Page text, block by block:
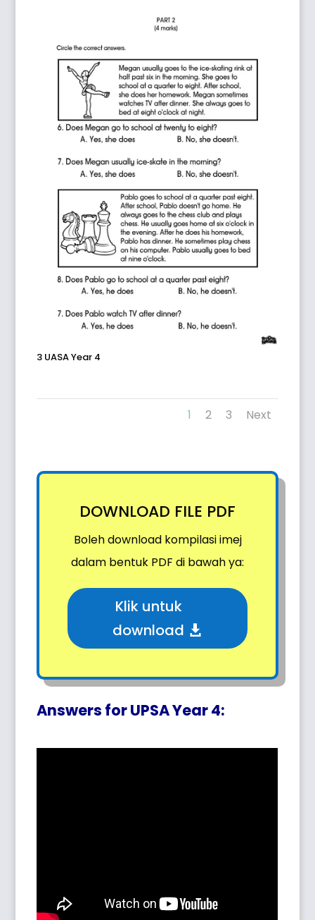
3 UASA Year 4
1 2 3 Next
DOWNLOAD FILE PDF
Boleh download kompilasi imej
dalam bentuk PDF di bawah ya:
Klik untuk
download
Answers for UPSA Year 4: